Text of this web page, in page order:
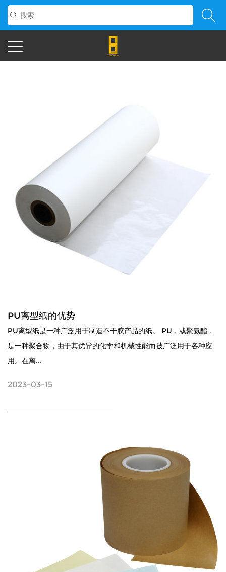
PU离型纸的优势
PU离型纸是一种广泛用于制造不干胶产品的纸。 PU，或聚氨酯，
是一种聚合物，由于其优异的化学和机械性能而被广泛用于各种应
用。在离...
2023-03-15